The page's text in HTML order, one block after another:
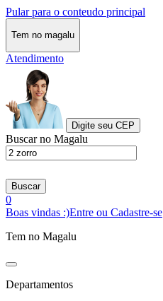
Pular para o conteudo principal
Tem no magalu
Atendimento
Digite seu CEP
Buscar no Magalu
Buscar
0
Boas vindas :)Entre ou Cadastre-se
Tem no Magalu
Departamentos